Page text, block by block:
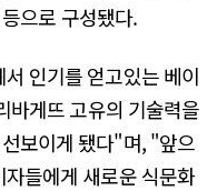
으로 구성됐다.
인기를 얻고있는 베이
바게뜨 고유의 기술력을
보이게 됐다"며, "앞으
들에게 새로운 식문화